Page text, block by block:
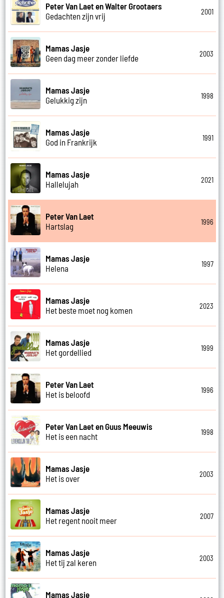
Peter Van Laet en Walter Grootaers
Gedachten zijn vrij
2001
Mamas Jasje
Geen dag meer zonder liefde
2003
Mamas Jasje
Gelukkig zijn
1998
Mamas Jasje
God in Frankrijk
1991
Mamas Jasje
Hallelujah
2021
Peter Van Laet
Hartslag
1996
Mamas Jasje
Helena
1997
Mamas Jasje
Het beste moet nog komen
2023
Mamas Jasje
Het gordellied
1999
Peter Van Laet
Het is beloofd
1996
Peter Van Laet en Guus Meeuwis
Het is een nacht
1998
Mamas Jasje
Het is over
2003
Mamas Jasje
Het regent nooit meer
2007
Mamas Jasje
Het tij zal keren
2003
Mamas Jasje